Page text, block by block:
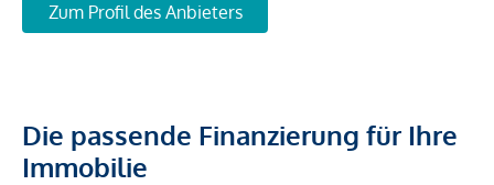
Zum Profil des Anbieters
Die passende Finanzierung für Ihre
Immobilie